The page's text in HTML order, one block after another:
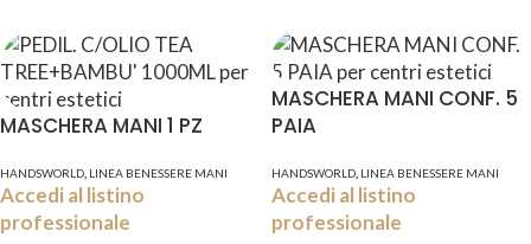
MASCHERA MANI 1 PZ
HANDSWORLD LINEA BENESSERE MANI
Accedi al listino
professionale
MASCHERA MANI CONF. 5
PAIA
HANDSWORLD LINEA BENESSERE MANI
Accedi al listino
professionale